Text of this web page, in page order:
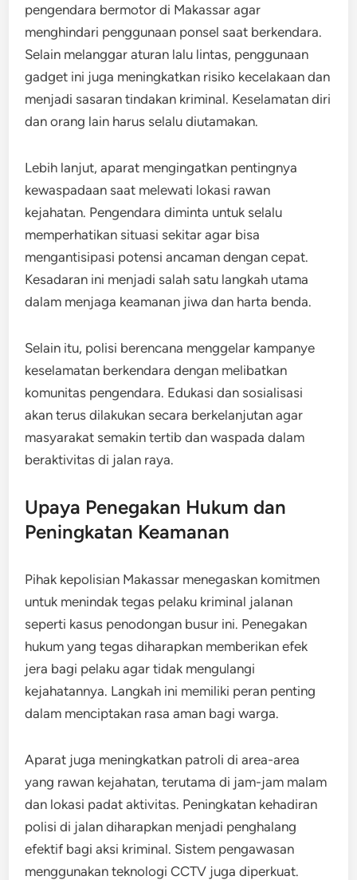
pengendara bermotor di Makassar agar
menghindari penggunaan ponsel saat berkendara.
Selain melanggar aturan lalu lintas, penggunaan
gadget ini juga meningkatkan risiko kecelakaan dan
menjadi sasaran tindakan kriminal. Keselamatan diri
dan orang lain harus selalu diutamakan.
Lebih lanjut, aparat mengingatkan pentingnya
kewaspadaan saat melewati lokasi rawan
kejahatan. Pengendara diminta untuk selalu
memperhatikan situasi sekitar agar bisa
mengantisipasi potensi ancaman dengan cepat.
Kesadaran ini menjadi salah satu langkah utama
dalam menjaga keamanan jiwa dan harta benda.
Selain itu, polisi berencana menggelar kampanye
keselamatan berkendara dengan melibatkan
komunitas pengendara. Edukasi dan sosialisasi
akan terus dilakukan secara berkelanjutan agar
masyarakat semakin tertib dan waspada dalam
beraktivitas di jalan raya.
Upaya Penegakan Hukum dan
Peningkatan Keamanan
Pihak kepolisian Makassar menegaskan komitmen
untuk menindak tegas pelaku kriminal jalanan
seperti kasus penodongan busur ini. Penegakan
hukum yang tegas diharapkan memberikan efek
jera bagi pelaku agar tidak mengulangi
kejahatannya. Langkah ini memiliki peran penting
dalam menciptakan rasa aman bagi warga.
Aparat juga meningkatkan patroli di area-area
yang rawan kejahatan, terutama di jam-jam malam
dan lokasi padat aktivitas. Peningkatan kehadiran
polisi di jalan diharapkan menjadi penghalang
efektif bagi aksi kriminal. Sistem pengawasan
menggunakan teknologi CCTV juga diperkuat.